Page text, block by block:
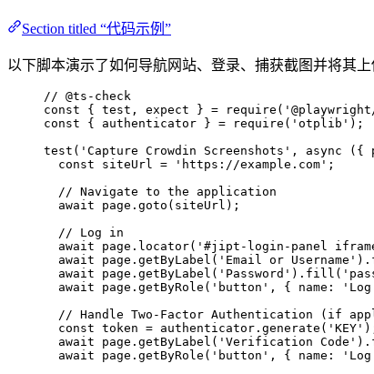
Section titled “代码示例”
以下脚本演示了如何导航网站、登录、捕获截图并将其上
// @ts-check
const { test , expect } = require ( '
const { authenticator } = require ( ' otplib ' );
test ( ' Capture Crowdin Screenshots ' , async ( {
const siteUrl = ' https://example.com ' ;
// Navigate to the application
await
page . goto ( siteUrl );
// Log in
await
page . locator( ' #jipt-login-panel
await
page . getByLabel ( ' Email or Username ' ) .
await
page . getByLabel ( ' Password ' ) . fill ( '
await
page . getByRole ( ' button ' , { name: '
// Handle Two-Factor Authentication (if
const token = authenticator . generate ( ' KEY '
await
page . getByLabel ( ' Verification Code ' ) .
await
page . getByRole ( ' button ' , { name: '